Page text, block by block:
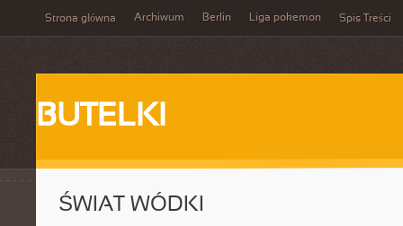
Strona główna Archiwum Berlin Liga pokemon Spis Treści
BUTELKI
ŚWIAT WÓDKI